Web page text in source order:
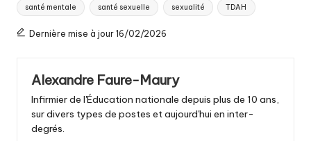
santé mentale santé sexuelle sexualité TDAH
Dernière mise à jour 16/02/2026
Alexandre Faure-Maury
Infirmier de l'Éducation nationale depuis plus de 10 ans,
sur divers types de postes et aujourd'hui en inter-
degrés.